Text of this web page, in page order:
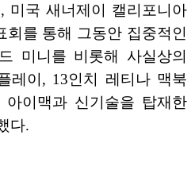
미국 새너제이 캘리포니아
회를 통해 그동안 집중적인
미니를 비롯해 사실상의
레이, 13인치 레티나 맥북
아이맥과 신기술을 탑재한
다.